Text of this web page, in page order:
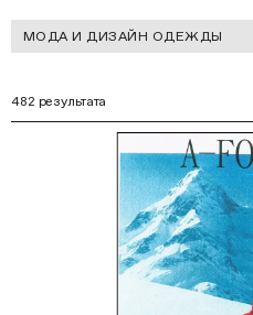
Отмеченные
фильтры
МОДА И ДИЗАЙН ОДЕЖДЫ
482 результата